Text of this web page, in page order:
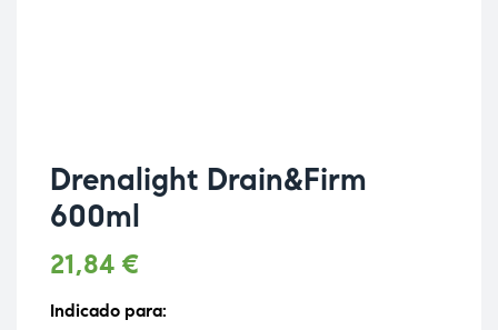
Drenalight Drain&Firm
600ml
21,84 €
Indicado para: